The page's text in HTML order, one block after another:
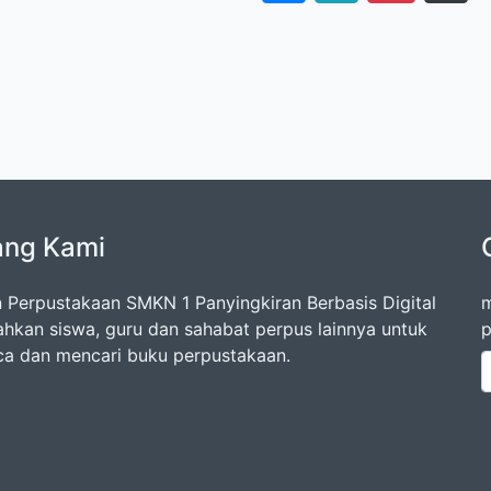
Kami
Perpustakaan SMKN 1 Panyingkiran Berbasis Digital
siswa, guru dan sahabat perpus lainnya untuk
dan mencari buku perpustakaan.